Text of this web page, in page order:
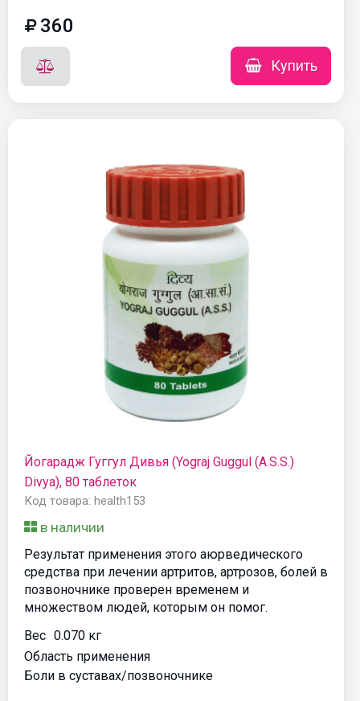
360
Купить
Йогарадж Гуггул Дивья (Yograj Guggul (A.S.S.)
Divya), 80 таблеток
Код товара: health153
в наличии
Результат применения этого аюрведического
средства при лечении артритов, артрозов, болей в
позвоночнике проверен временем и
множеством людей, которым он помог.
Вес 0.070 кг
Область применения
Боли в суставах/позвоночнике